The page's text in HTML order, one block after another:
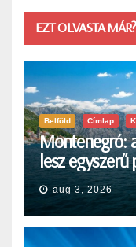
EZT OLVASTA MÁR?
Belföld Címlap
Montenegró:
lesz egyszerű
aug 3, 2026